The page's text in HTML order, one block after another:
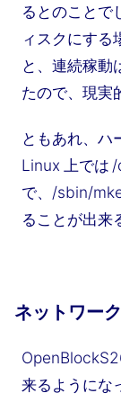
るとのことで
ィスクにする
と、連続稼動
たので、現実
ともあれ、ハ
Linux 上では
で、/sbin/
ることが出来
ネットワー
来るようにな